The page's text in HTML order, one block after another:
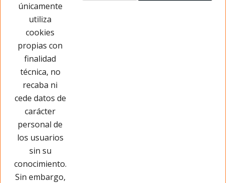
Este producto no tiene opiniones ¡Sé
únicamente
utiliza
cookies
propias con
finalidad
técnica, no
recaba ni
cede datos de
carácter
personal de
los usuarios
sin su
conocimiento.
Sin embargo,